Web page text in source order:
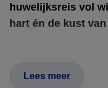
huwelijksreis vol
hart én de kust
Lees meer